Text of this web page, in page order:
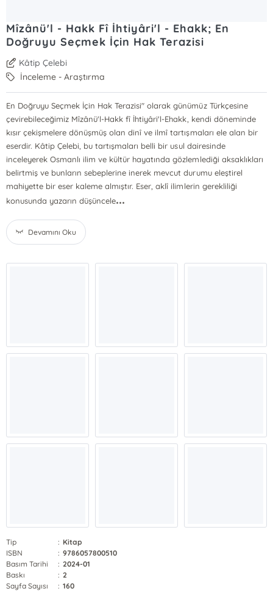
Mîzânü'l - Hakk Fî İhtiyâri'l - Ehakk; En
Doğruyu Seçmek İçin Hak Terazisi
Kâtip Çelebi
İnceleme - Araştırma
En Doğruyu Seçmek İçin Hak Terazisi" olarak günümüz Türkçesine
çevirebileceğimiz Mîzânü'l-Hakk fî İhtiyâri'l-Ehakk, kendi döneminde
kısır çekişmelere dönüşmüş olan dinî ve ilmî tartışmaları ele alan bir
eserdir. Kâtip Çelebi, bu tartışmaları belli bir usul dairesinde
inceleyerek Osmanlı ilim ve kültür hayatında gözlemlediği aksaklıkları
belirtmiş ve bunların sebeplerine inerek mevcut durumu eleştirel
mahiyette bir eser kaleme almıştır. Eser, aklî ilimlerin gerekliliği
konusunda yazarın düşüncele...
Devamını Oku
Tip : Kitap
ISBN
: 9786057800510
Basım Tarihi
: 2024-01
Baskı
: 2
Sayfa Sayısı
: 160